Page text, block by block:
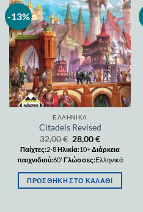
-13%
Add to
wishlist
ΕΛΛΗΝΙΚΆ
Citadels Revised
32,00€ 28,00€
Παίχτες:2-8Ηλικία:10+Διάρκεια
παιχνιδιού:60' Γλώσσες:Ελληνικά
ΠΡΟΣΘΉΚΗ ΣΤΟ ΚΑΛΆΘΙ